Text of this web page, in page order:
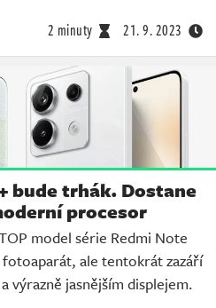
2 minuty 21. 9. 2023
bude trhák. Dostane
procesor
model série Redmi Note
ale tentokrát zazáří
výrazně jasnějším displejem.